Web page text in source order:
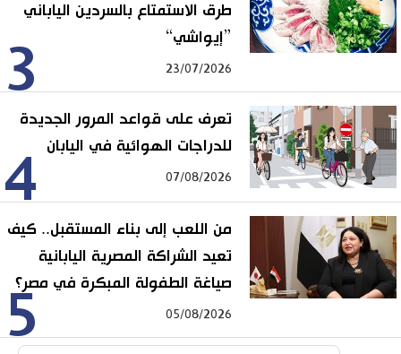
3
طرق الاستمتاع بالسردين الياباني
”إيواشي“
23/07/2026
4
تعرف على قواعد المرور الجديدة
للدراجات الهوائية في اليابان
07/08/2026
5
من اللعب إلى بناء المستقبل.. كيف
تعيد الشراكة المصرية اليابانية
صياغة الطفولة المبكرة في مصر؟
05/08/2026